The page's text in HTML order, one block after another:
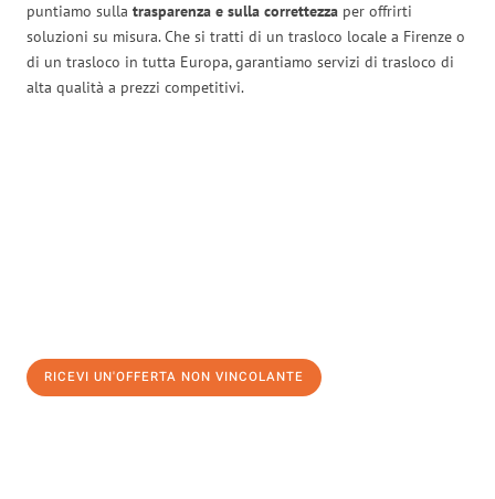
puntiamo sulla trasparenza e sulla correttezza per offrirti
soluzioni su misura. Che si tratti di un trasloco locale a Firenze o
di un trasloco in tutta Europa, garantiamo servizi di trasloco di
alta qualità a prezzi competitivi.
RICEVI UN'OFFERTA NON VINCOLANTE